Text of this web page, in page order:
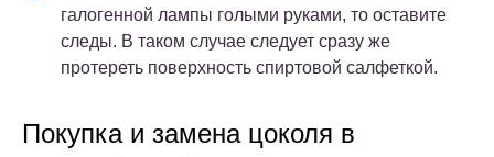
галогенной лампы голыми руками, то оставите
следы. В таком случае следует сразу же
протереть поверхность спиртовой салфеткой.
Покупка и замена цоколя в